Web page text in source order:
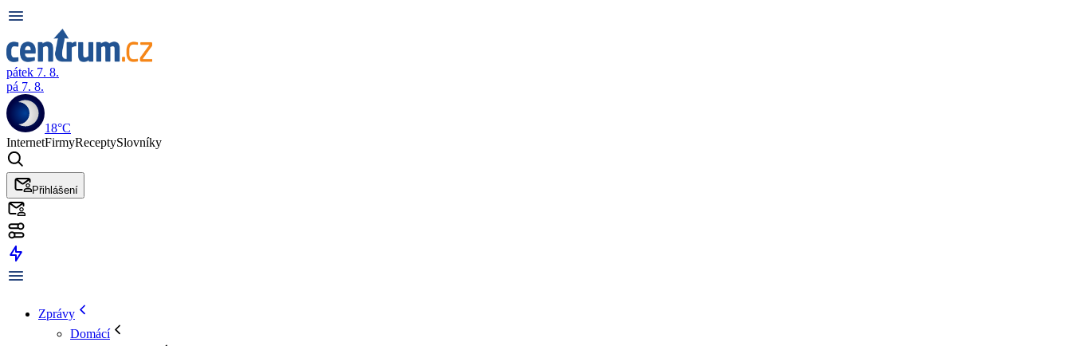
pátek 7. 8.
pá 7. 8.
18°C
InternetFirmyReceptySlovníky
Přihlášení
Zprávy
Domácí